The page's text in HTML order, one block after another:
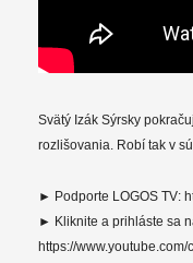
Svätý Izák Sýrsky
rozlišovania. Robí tak v
► Podporte LOGOS TV:
► Kliknite a prihláste sa
https://